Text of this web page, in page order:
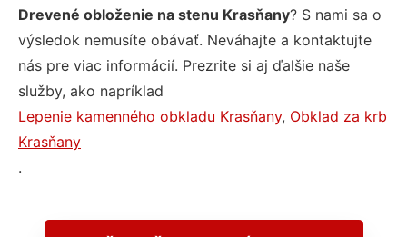
Drevené obloženie na stenu Krasňany? S nami sa o
výsledok nemusíte obávať. Neváhajte a kontaktujte
nás pre viac informácií. Prezrite si aj ďalšie naše
služby, ako napríklad
Lepenie kamenného obkladu Krasňany, Obklad za krb
Krasňany
.